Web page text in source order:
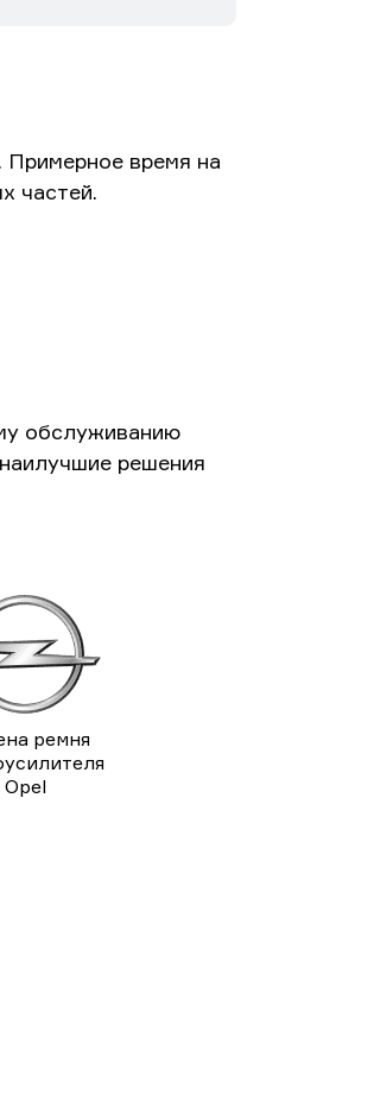
время на
частей.
обслуживанию
решения
ремня
Opel